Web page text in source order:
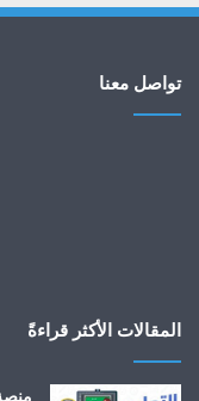
تواصل معنا
المقالات الأكثر قراءةً